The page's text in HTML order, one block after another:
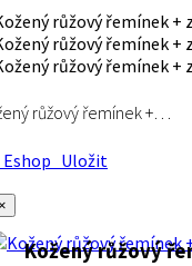
růžový řemínek +…
Uložit
Kožený růžový